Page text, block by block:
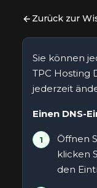
Zurück zur
Sie können
TPC Hosting
jederzeit
Einen DNS-
Öffnen
klicken
den